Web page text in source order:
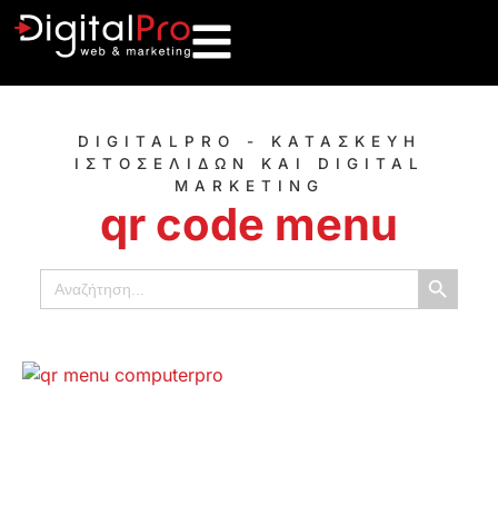
DIGITALPRO - ΚΑΤΑΣΚΕΥΗ
ΙΣΤΟΣΕΛΙΔΩΝ ΚΑΙ DIGITAL
MARKETING
qr code menu
Αναζήτηση
για:
Κουμπί